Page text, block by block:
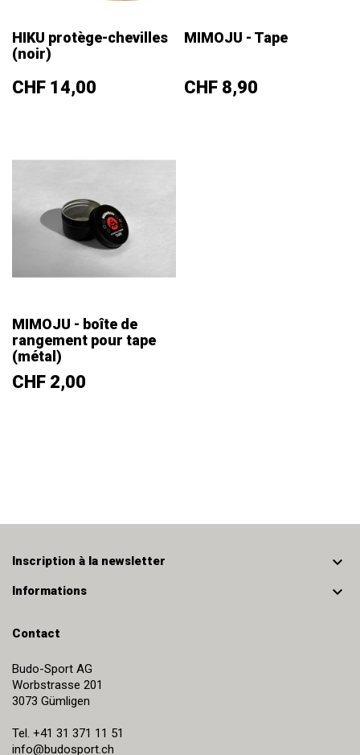
HIKU protège-chevilles
(noir)
Prix
CHF 14,00
MIMOJU - Tape
Prix
CHF 8,90
MIMOJU - boîte de
rangement pour tape
(métal)
Prix
CHF 2,00
Inscription à la newsletter 
Informations 
Contact
Budo-Sport AG
Worbstrasse 201
3073 Gümligen
Tel. +41 31 371 11 51
info@budosport.ch